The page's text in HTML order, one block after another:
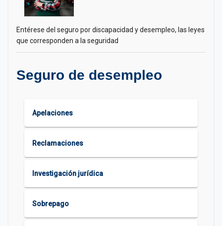
Entérese del seguro por discapacidad y desempleo, las leyes
que corresponden a la seguridad
Seguro de desempleo
Apelaciones
Reclamaciones
Investigación jurídica
Sobrepago